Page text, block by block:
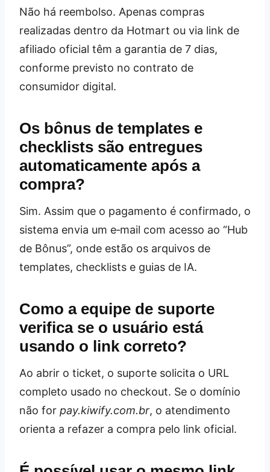
Não há reembolso. Apenas compras
realizadas dentro da Hotmart ou via link de
afiliado oficial têm a garantia de 7 dias,
conforme previsto no contrato de
consumidor digital.
Os bônus de templates e
checklists são entregues
automaticamente após a
compra?
Sim. Assim que o pagamento é confirmado, o
sistema envia um e‑mail com acesso ao “Hub
de Bônus”, onde estão os arquivos de
templates, checklists e guias de IA.
Como a equipe de suporte
verifica se o usuário está
usando o link correto?
Ao abrir o ticket, o suporte solicita o URL
completo usado no checkout. Se o domínio
não for pay.kiwify.com.br, o atendimento
orienta a refazer a compra pelo link oficial.